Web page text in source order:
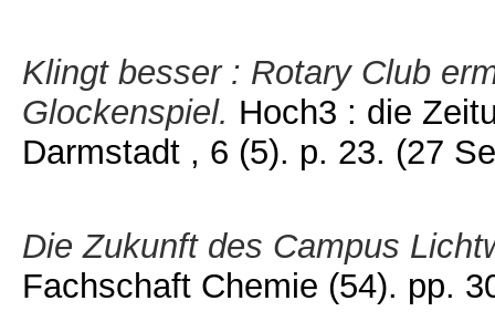
Klingt besser : Rotary Club
Glockenspiel. Hoch3 : die
Darmstadt , 6 (5). p. 23. (27
Die Zukunft des Campus
Fachschaft Chemie (54). pp.